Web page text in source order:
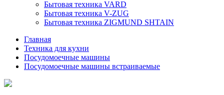
Бытовая техника VARD
Бытовая техника V-ZUG
Бытовая техника ZIGMUND SHTAIN
Главная
Техника для кухни
Посудомоечные машины
Посудомоечные машины встраиваемые